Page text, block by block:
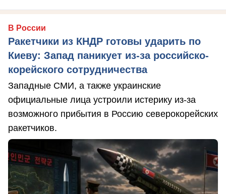
В России
Ракетчики из КНДР готовы ударить по
Киеву: Запад паникует из-за российско-
корейского сотрудничества
Западные СМИ, а также украинские
официальные лица устроили истерику из-за
возможного прибытия в Россию северокорейских
ракетчиков.